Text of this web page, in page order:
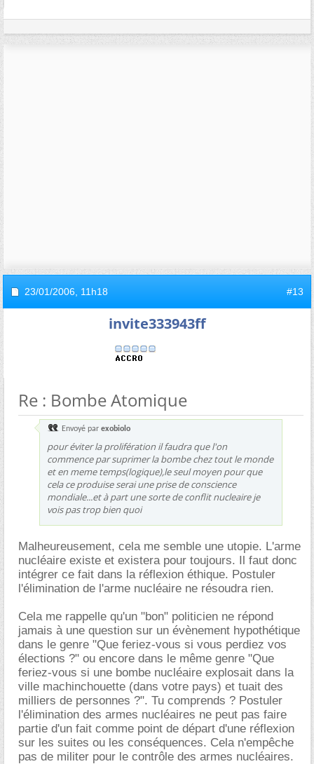
23/01/2006, 11h18 #13
invite333943ff
Re : Bombe Atomique
Envoyé par exobiolo
pour éviter la prolifération il faudra que l'on
commence par suprimer la bombe chez tout le monde
et en meme temps(logique),le seul moyen pour que
cela ce produise serai une prise de conscience
mondiale...et à part une sorte de conflit nucleaire je
vois pas trop bien quoi
Malheureusement, cela me semble une utopie. L'arme
nucléaire existe et existera pour toujours. Il faut donc
intégrer ce fait dans la réflexion éthique. Postuler
l'élimination de l'arme nucléaire ne résoudra rien.
Cela me rappelle qu'un "bon" politicien ne répond
jamais à une question sur un évènement hypothétique
dans le genre "Que feriez-vous si vous perdiez vos
élections ?" ou encore dans le même genre "Que
feriez-vous si une bombe nucléaire explosait dans la
ville machinchouette (dans votre pays) et tuait des
milliers de personnes ?". Tu comprends ? Postuler
l'élimination des armes nucléaires ne peut pas faire
partie d'un fait comme point de départ d'une réflexion
sur les suites ou les conséquences. Cela n'empêche
pas de militer pour le contrôle des armes nucléaires.